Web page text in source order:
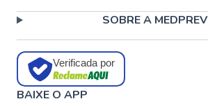
SOBRE A MEDPREV
Verificada por
BAIXE O APP